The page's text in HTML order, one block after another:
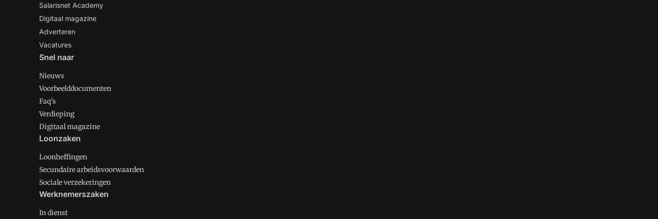
Salarisnet Academy
Digitaal magazine
Adverteren
Vacatures
Snel naar
Nieuws
Voorbeelddocumenten
Faq's
Verdieping
Digitaal magazine
Loonzaken
Loonheffingen
Secundaire arbeidsvoorwaarden
Sociale verzekeringen
Werknemerszaken
In dienst